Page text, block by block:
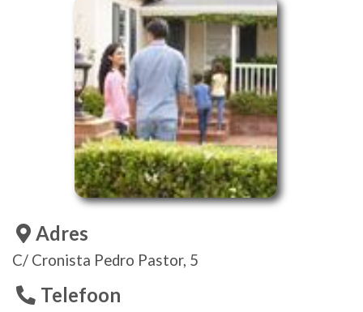
Adres
C/ Cronista Pedro Pastor, 5
Telefoon